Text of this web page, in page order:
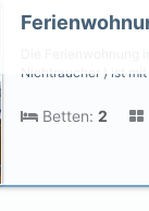
Nichtraucher ) ist
Betten: 2